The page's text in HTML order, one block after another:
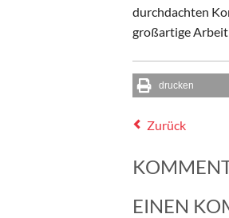
durchdachten
großartige Arbeit
drucken
Zurück
EINEN